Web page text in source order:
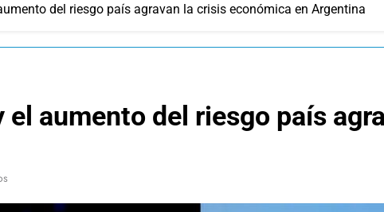
del riesgo país agravan la crisis económica en Argentina
el aumento del riesgo país